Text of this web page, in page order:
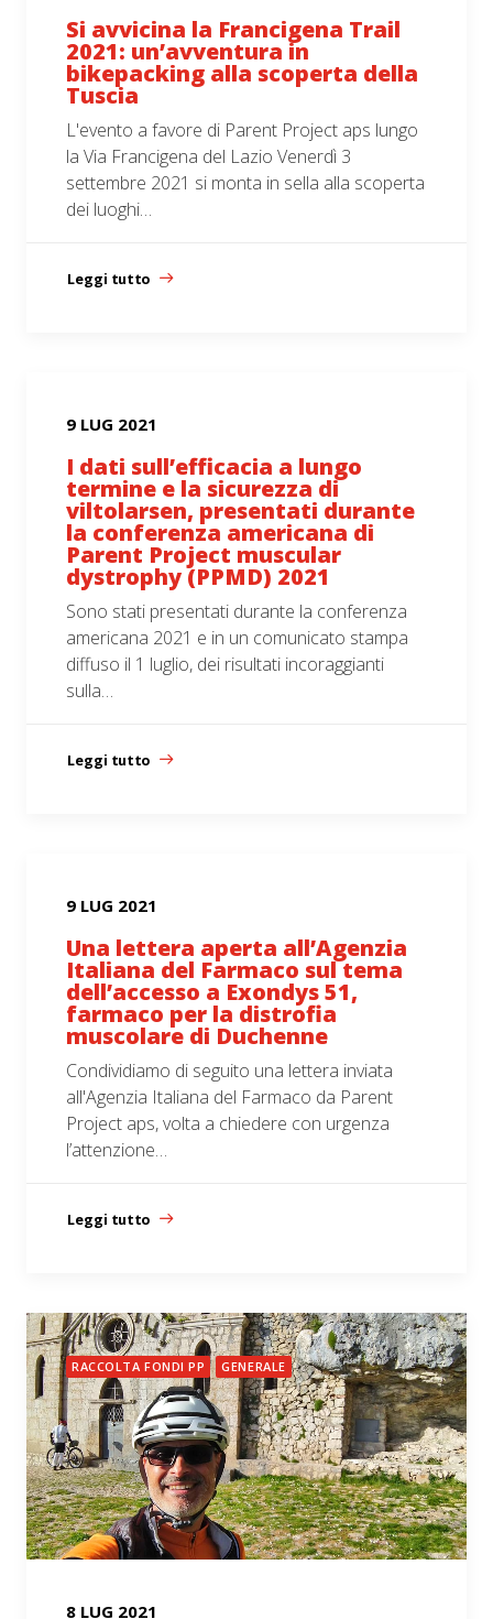
Si avvicina la Francigena Trail
2021: un’avventura in
bikepacking alla scoperta della
Tuscia
L'evento a favore di Parent Project aps lungo
la Via Francigena del Lazio Venerdì 3
settembre 2021 si monta in sella alla scoperta
dei luoghi…
Leggi tutto
9 LUG 2021
I dati sull’efficacia a lungo
termine e la sicurezza di
viltolarsen, presentati durante
la conferenza americana di
Parent Project muscular
dystrophy (PPMD) 2021
Sono stati presentati durante la conferenza
americana 2021 e in un comunicato stampa
diffuso il 1 luglio, dei risultati incoraggianti
sulla…
Leggi tutto
9 LUG 2021
Una lettera aperta all’Agenzia
Italiana del Farmaco sul tema
dell’accesso a Exondys 51,
farmaco per la distrofia
muscolare di Duchenne
Condividiamo di seguito una lettera inviata
all'Agenzia Italiana del Farmaco da Parent
Project aps, volta a chiedere con urgenza
l’attenzione…
Leggi tutto
RACCOLTA FONDI PP GENERALE
8 LUG 2021